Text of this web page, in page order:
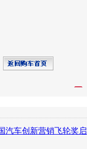
汽车创新营销飞轮奖启